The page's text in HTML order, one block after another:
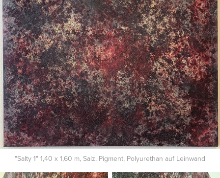
"Salty 1" 1,40 x 1,60 m, Salz, Pigment, Polyurethan auf Leinwand